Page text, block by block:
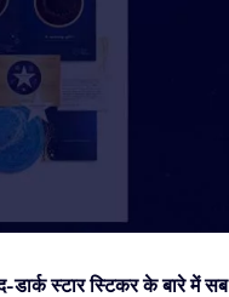
स्टार स्टिकर के बारे में सब